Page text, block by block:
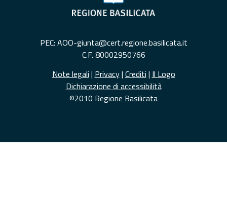
PEC: AOO-giunta@cert.regione.basilicata.it
C.F. 80002950766
Note legali | Privacy| Crediti | Il Logo
Dichiarazione di accessibilità
©2010 Regione Basilicata